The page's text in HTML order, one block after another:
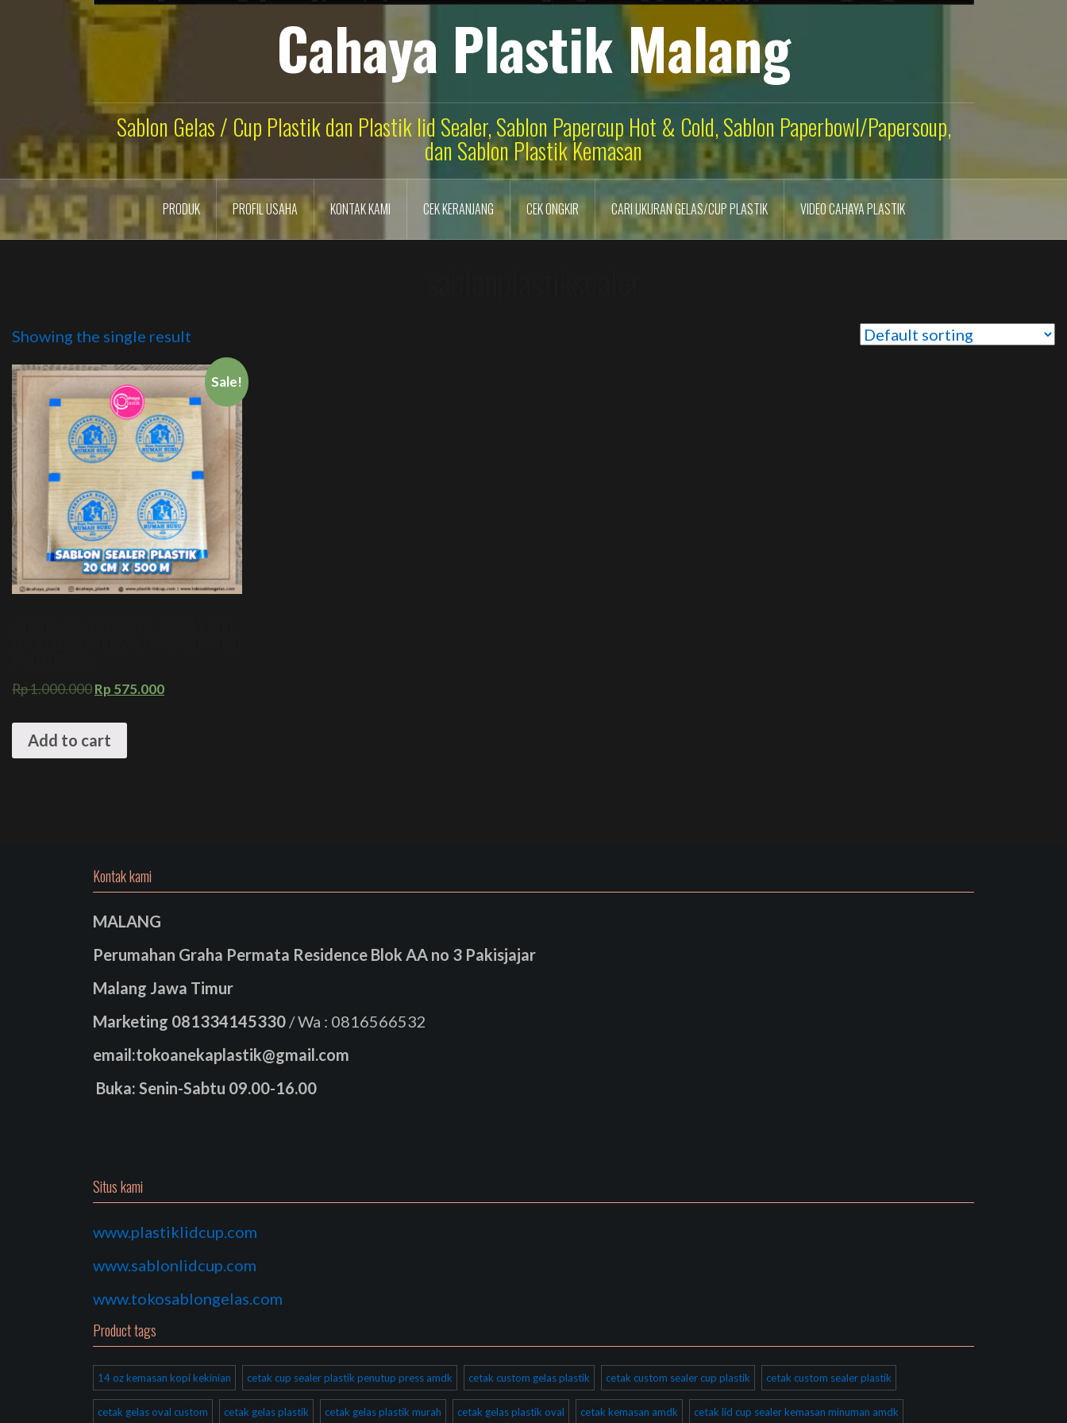
Cahaya Plastik Malang
Sablon Gelas / Cup Plastik dan Plastik lid Sealer, Sablon Papercup Hot & Cold, Sablon Paperbowl/Papersoup,
dan Sablon Plastik Kemasan
PRODUK PROFIL USAHA KONTAK KAMI CEK KERANJANG CEK ONGKIR CARI UKURAN GELAS/CUP PLASTIK VIDEO CAHAYA PLASTIK
Showing the single result
Sale!
Rp1.000.000Rp 575.000
Add to cart
Kontak kami
MALANG
Perumahan Graha Permata Residence Blok AA no 3 Pakisjajar
Malang Jawa Timur
Marketing 081334145330 / Wa : 0816566532
email:tokoanekaplastik@gmail.com
Buka: Senin-Sabtu 09.00-16.00
Situs kami
www.plastiklidcup.com
www.sablonlidcup.com
www.tokosablongelas.com
Product tags
14 oz kemasan kopi kekinian cetak cup sealer plastik penutup press amdk cetak custom gelas plastik cetak custom sealer cup plastik cetak custom sealer plastik
cetak gelas oval custom cetak gelas plastik cetak gelas plastik murah cetak gelas plastik oval cetak kemasan amdk cetak lid cup sealer kemasan minuman amdk